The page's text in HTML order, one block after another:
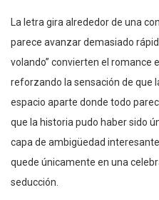
La letra gira alrededor de una
parece avanzar demasiado
volando” convierten el romance
reforzando la sensación de que
espacio aparte donde todo
que la historia pudo haber sido
capa de ambigüedad
quede únicamente en una
seducción.